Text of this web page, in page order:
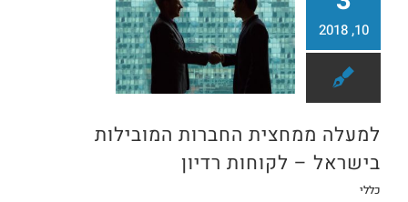
10, 2018
למעלה ממחצית החברות המובילות
בישראל – לקוחות רדיון
כללי